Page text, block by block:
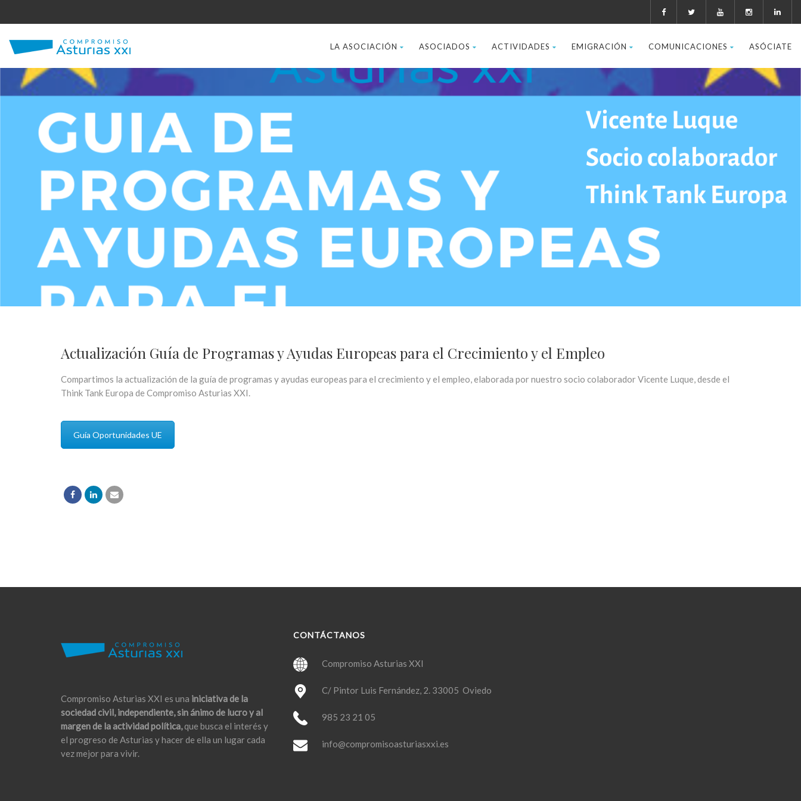
LA ASOCIACIÓN ASOCIADOS ACTIVIDADES EMIGRACIÓN COMUNICACIONES ASÓCIATE
Actualización Guía de Programas y Ayudas Europeas para el Crecimiento y el Empleo
Compartimos la actualización de la guía de programas y ayudas europeas para el crecimiento y el empleo, elaborada por nuestro socio colaborador Vicente Luque, desde el
Think Tank Europa de Compromiso Asturias XXI.
Guía Oportunidades UE
Compromiso Asturias XXI es una iniciativa de la
sociedad civil, independiente, sin ánimo de lucro y al
margen de la actividad política,que busca el interés y
el progreso de Asturias y hacer de ella un lugar cada
vez mejor para vivir.
CONTÁCTANOS
Compromiso Asturias XXI
C/ Pintor Luis Fernández, 2. 33005 Oviedo
985 23 21 05
info@compromisoasturiasxxi.es